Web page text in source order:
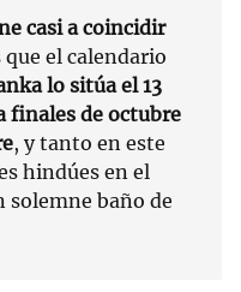
casi a coincidir
el calendario
lo sitúa el 13
finales de octubre
, y tanto en este
hindúes en el
solemne baño de